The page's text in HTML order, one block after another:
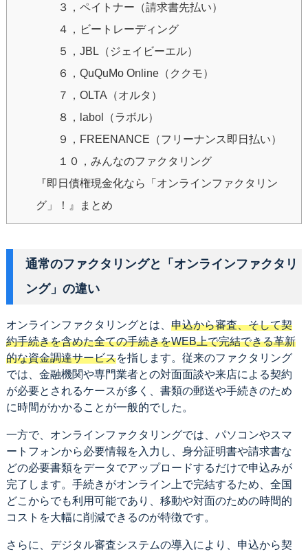
３，ペイトナー（請求書先払い）
４，ビートレーディング
５，JBL（ジェイビーエル）
６，QuQuMo Online（ククモ）
７，OLTA（オルタ）
８，labol（ラボル）
９，FREENANCE（フリーナンス即日払い）
１０，みんなのファクタリング
『即日債権現金化なら「オンラインファクタリン
グ」！』まとめ
通常のファクタリングと「オンラインファクタリ
ング」の違い
オンラインファクタリングとは、 申込から審査、そして契
約手続きを含めた全ての手続きをWEB上で完結できる革新
的な資金調達サービスを指します。従来のファクタリング
では、金融機関や専門業者との対面面談や来店による契約
が必要とされるケースが多く、書類の郵送や手続きのため
に時間がかかることが一般的でした。
一方で、オンラインファクタリングでは、パソコンやスマ
ートフォンから必要情報を入力し、身分証明書や請求書な
どの必要書類をデータでアップロードするだけで申込みが
完了します。手続きがオンライン上で完結するため、全国
どこからでも利用可能であり、移動や対面のための時間的
コストを大幅に削減できるのが特徴です。
さらに、デジタル審査システムの導入により、申込から契